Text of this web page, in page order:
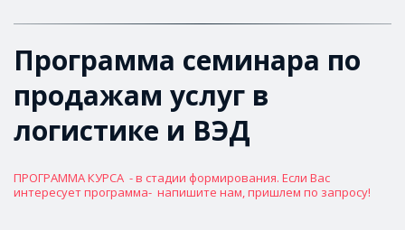
Программа семинара по
продажам услуг в
логистике и ВЭД
ПРОГРАММА КУРСА  - в стадии формирования. Если Вас
интересует программа-  напишите нам, пришлем по запросу!